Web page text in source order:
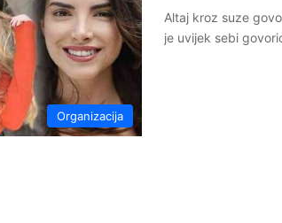
Organizacija
Altaj kroz suze
je uvijek sebi